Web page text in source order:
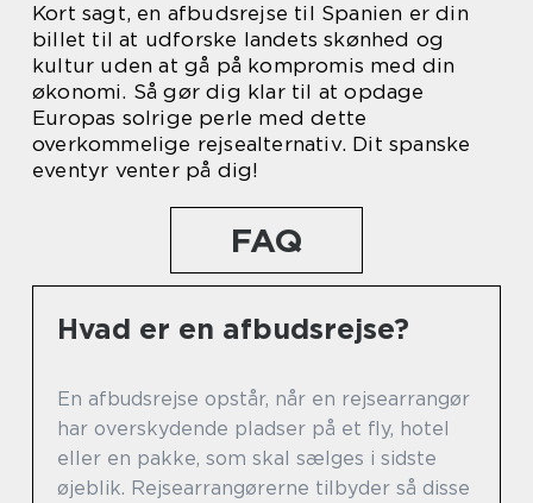
Kort sagt, en afbudsrejse til Spanien er din
billet til at udforske landets skønhed og
kultur uden at gå på kompromis med din
økonomi. Så gør dig klar til at opdage
Europas solrige perle med dette
overkommelige rejsealternativ. Dit spanske
eventyr venter på dig!
FAQ
Hvad er en afbudsrejse?
En afbudsrejse opstår, når en rejsearrangør
har overskydende pladser på et fly, hotel
eller en pakke, som skal sælges i sidste
øjeblik. Rejsearrangørerne tilbyder så disse